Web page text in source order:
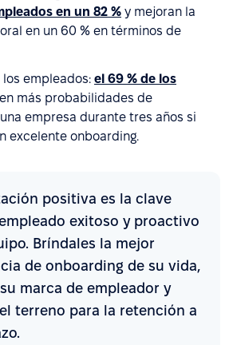
en un 82 % y mejoran la
en un 60 % en términos de
empleados: el 69 % de los
más probabilidades de
empresa durante tres años si
excelente onboarding.
positiva es la clave
exitoso y proactivo
Bríndales la mejor
de onboarding de su vida,
marca de empleador y
terreno para la retención a